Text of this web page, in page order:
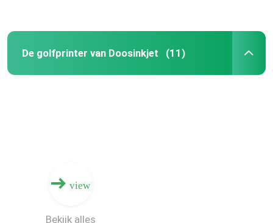
Producten
De golfprinter van Doosinkjet (11)
view
Bekijk alles